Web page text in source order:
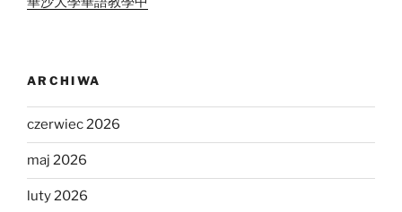
ARCHIWA
czerwiec 2026
maj 2026
luty 2026